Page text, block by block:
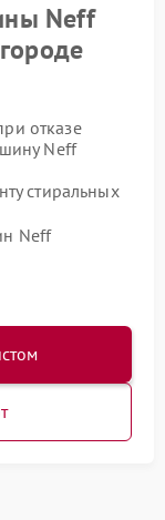
Neff
отказе
Neff
стиральных
Neff